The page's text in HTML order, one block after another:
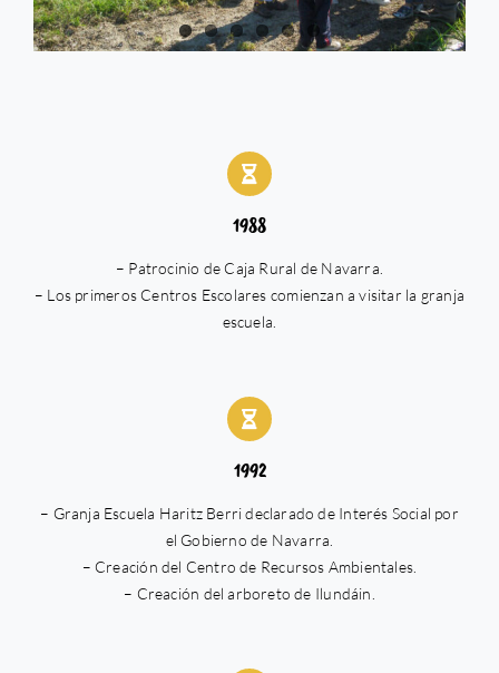
1988
– Patrocinio de Caja Rural de Navarra.
– Los primeros Centros Escolares comienzan a visitar la granja
escuela.
1992
– Granja Escuela Haritz Berri declarado de Interés Social por
el Gobierno de Navarra.
– Creación del Centro de Recursos Ambientales.
– Creación del arboreto de Ilundáin.